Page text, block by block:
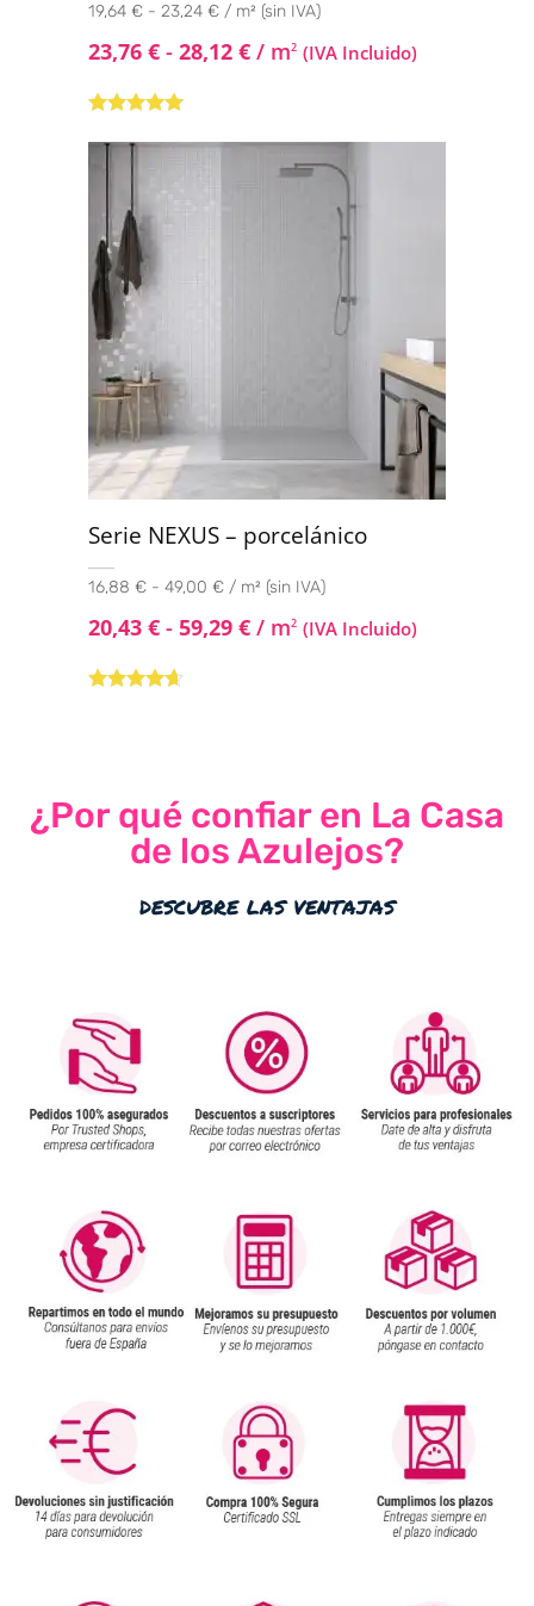
19,64 € - 23,24 € / m² (sin IVA)
23,76 € - 28,12 € / m2 (IVA Incluido)
5.00de 5
Serie NEXUS – porcelánico
16,88 € - 49,00 € / m² (sin IVA)
20,43 € - 59,29 € / m2 (IVA Incluido)
¿Por qué confiar en La Casa
de los Azulejos?
descubre las ventajas